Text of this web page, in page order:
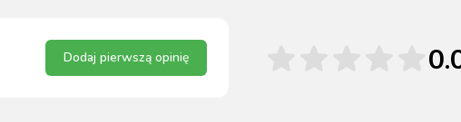
Dodaj pierwszą opinię